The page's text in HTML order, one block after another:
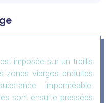
imposée sur un treillis
zones vierges enduites
imperméable.
sont ensuite pressées